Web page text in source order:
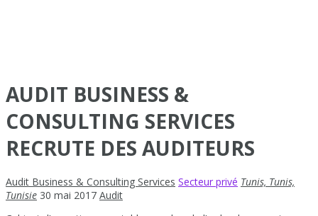
AUDIT BUSINESS &
CONSULTING SERVICES
RECRUTE DES AUDITEURS
Audit Business & Consulting Services Secteur privé Tunis, Tunis,
Tunisie 30 mai 2017 Audit